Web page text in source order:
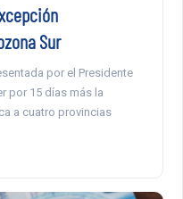
Sur
por el Presidente
por 15 días más la
a cuatro provincias